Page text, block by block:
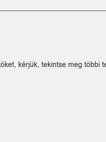
kérjük, tekintse meg többi